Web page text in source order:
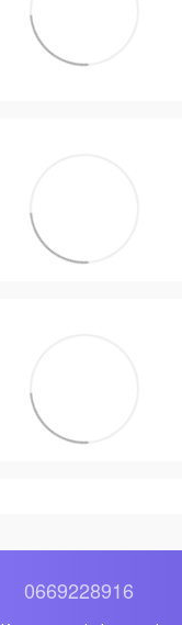
0669228916